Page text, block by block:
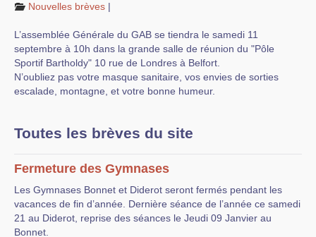
Contact
Recommandations
Liens
Documents
Nouvelles brèves |
L’assemblée Générale du GAB se tiendra le samedi 11
septembre à 10h dans la grande salle de réunion du "Pôle
Sportif Bartholdy" 10 rue de Londres à Belfort.
N’oubliez pas votre masque sanitaire, vos envies de sorties
escalade, montagne, et votre bonne humeur.
Toutes les brèves du site
Fermeture des Gymnases
Les Gymnases Bonnet et Diderot seront fermés pendant les
vacances de fin d’année. Dernière séance de l’année ce samedi
21 au Diderot, reprise des séances le Jeudi 09 Janvier au
Bonnet.